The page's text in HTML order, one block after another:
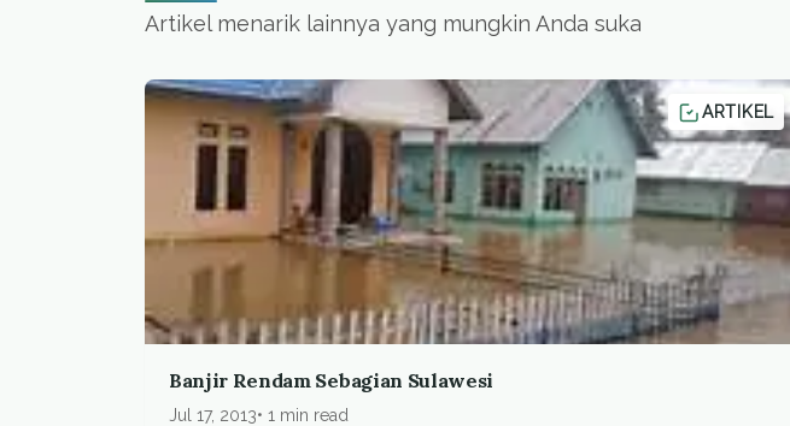
Artikel menarik lainnya yang mungkin Anda suka
ARTIKEL
Banjir Rendam Sebagian Sulawesi
Jul 17, 2013 1 min read